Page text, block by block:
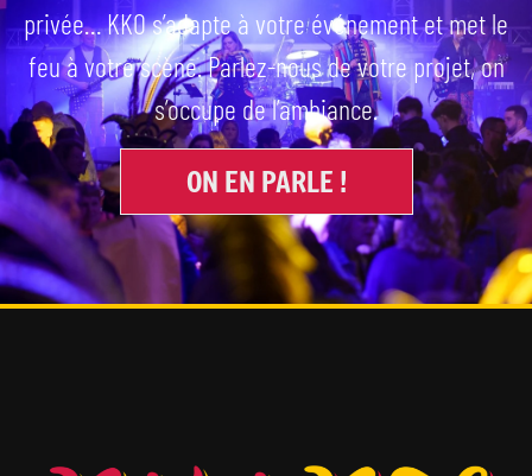
privée… KKO s’adapte à votre événement et met le
feu à votre scène. Parlez-nous de votre projet, on
s’occupe de l’ambiance.
ON EN PARLE !